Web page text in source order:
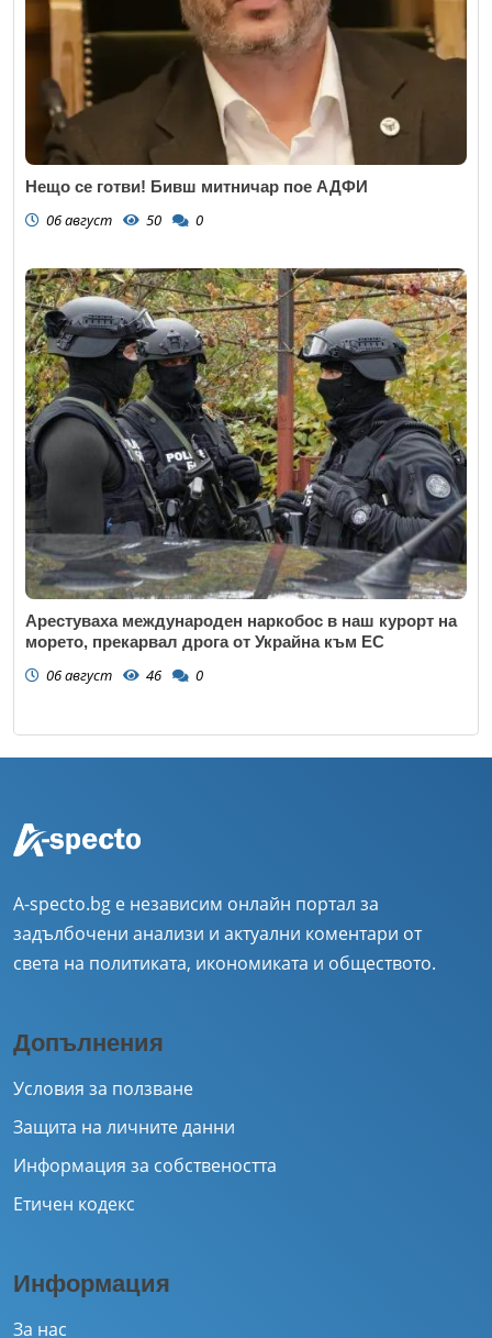
Нещо се готви! Бивш митничар пое АДФИ
06 август 50 0
Арестуваха международен наркобос в наш курорт на
морето, прекарвал дрога от Украйна към ЕС
06 август 46 0
A-specto.bg е независим онлайн портал за
задълбочени анализи и актуални коментари от
света на политиката, икономиката и обществото.
Допълнения
Условия за ползване
Защита на личните данни
Информация за собствеността
Етичен кодекс
Информация
За нас